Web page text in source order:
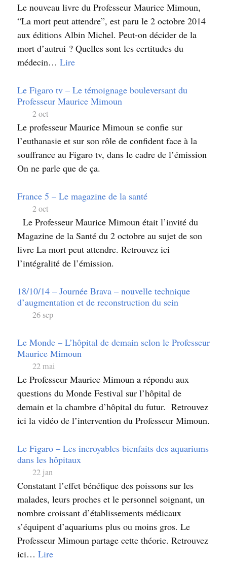
Le nouveau livre du Professeur Maurice Mimoun,
“La mort peut attendre”, est paru le 2 octobre 2014
aux éditions Albin Michel. Peut-on décider de la
mort d’autrui ? Quelles sont les certitudes du
médecin… Lire
Le Figaro tv – Le témoignage bouleversant du
Professeur Maurice Mimoun
2 oct
Le professeur Maurice Mimoun se confie sur
l’euthanasie et sur son rôle de confident face à la
souffrance au Figaro tv, dans le cadre de l’émission
On ne parle que de ça.
France 5 – Le magazine de la santé
2 oct
Le Professeur Maurice Mimoun était l’invité du
Magazine de la Santé du 2 octobre au sujet de son
livre La mort peut attendre. Retrouvez ici
l’intégralité de l’émission.
18/10/14 – Journée Brava – nouvelle technique
d’augmentation et de reconstruction du sein
26 sep
Le Monde – L’hôpital de demain selon le Professeur
Maurice Mimoun
22 mai
Le Professeur Maurice Mimoun a répondu aux
questions du Monde Festival sur l’hôpital de
demain et la chambre d’hôpital du futur. Retrouvez
ici la vidéo de l’intervention du Professeur Mimoun.
Le Figaro – Les incroyables bienfaits des aquariums
dans les hôpitaux
22 jan
Constatant l’effet bénéfique des poissons sur les
malades, leurs proches et le personnel soignant, un
nombre croissant d’établissements médicaux
s’équipent d’aquariums plus ou moins gros. Le
Professeur Mimoun partage cette théorie. Retrouvez
ici… Lire